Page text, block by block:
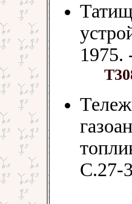
1975.
С.27-